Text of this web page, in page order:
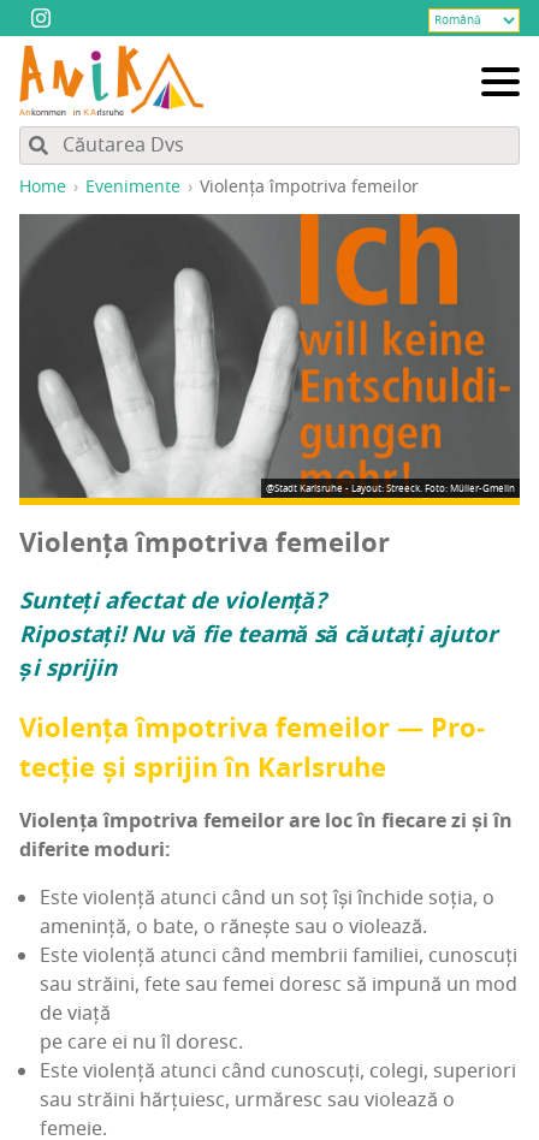
Home Evenimente Vio­len­ța împo­tri­va femeilor
@Stadt Karlsruhe - Layout: Streeck. Foto: Müller-Gmelin
Vio­len­ța împo­tri­va femeilor
Sun­teți afec­tat de violență?
Ripos­tați! Nu vă fie tea­mă să cău­tați aju­tor
și sprijin
Vio­len­ța împo­tri­va feme­i­lor — Pro­
tec­ție și spri­jin în Karlsruhe
Vio­len­ța împo­tri­va feme­i­lor are loc în fie­ca­re zi și în
dife­ri­te moduri:
Este vio­len­ță atunci când un soț își închi­de soția, o
ame­nin­ță, o bate, o răneș­te sau o violează.
Este vio­len­ță atunci când mem­brii fami­li­ei, cunos­cuți
sau stră­ini, fete sau femei doresc să impu­nă un mod
de viață
pe care ei nu îl doresc.
Este vio­len­ță atunci când cunos­cuți, colegi, supe­ri­ori
sau stră­ini hăr­țu­iesc, urmă­resc sau vio­lea­ză o
femeie.